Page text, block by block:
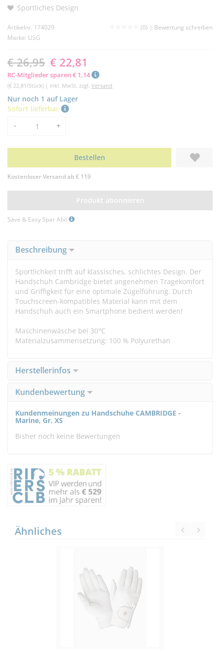
Sportliches Design
Artikelnr. 174029 (0) | Bewertung schreiben
Marke: USG
€ 26,95 € 22,81
RC-Mitglieder sparen € 1,14
(€ 22,81/Stück) | inkl. MwSt. zzgl. Versand
Nur noch 1 auf Lager
Sofort lieferbar
Menge
- +
Bestellen
Kostenloser Versand ab € 119
Produkt abonnieren
Save & Easy Spar Abo
Beschreibung
Sportlichkeit trifft auf klassisches, schlichtes Design. Der
Handschuh Cambridge bietet angenehmen Tragekomfort
und Griffigkeit für eine optimale Zügelführung. Durch
Touchscreen-kompatibles Material kann mit dem
Handschuh auch ein Smartphone bedient werden!
Maschinenwäsche bei 30°C
Materialzusammensetzung: 100 % Polyurethan
Herstellerinfos
Kundenbewertung
Kundenmeinungen zu Handschuhe CAMBRIDGE -
Marine, Gr. XS
Bisher noch keine Bewertungen
Ähnliches